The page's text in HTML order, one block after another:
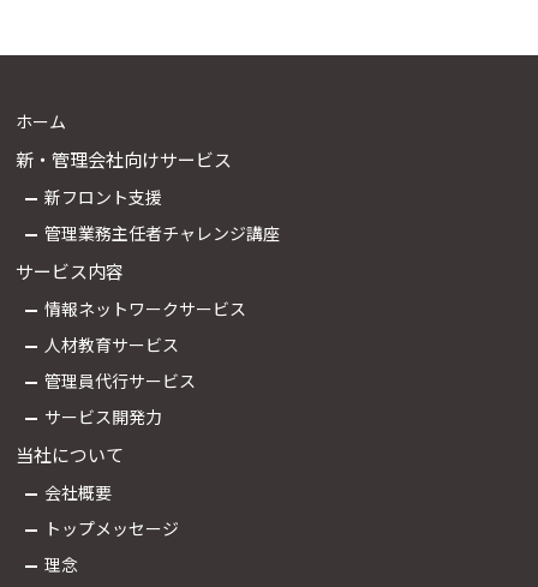
ホーム
新・管理会社向けサービス
新フロント支援
管理業務主任者チャレンジ講座
サービス内容
情報ネットワークサービス
人材教育サービス
管理員代行サービス
サービス開発力
当社について
会社概要
トップメッセージ
理念